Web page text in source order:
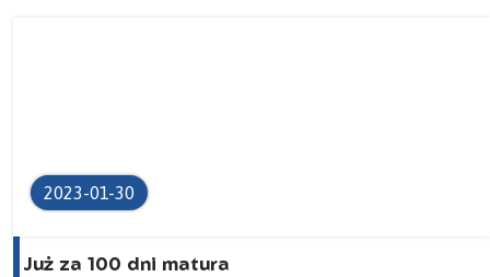
2023-01-30
Już za 100 dni matura